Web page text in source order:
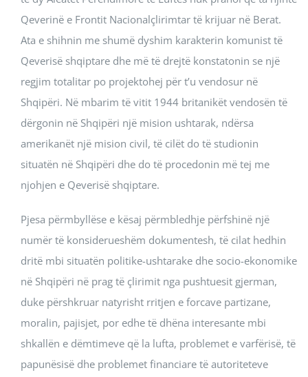
Qeverinë e Frontit Nacionalçlirimtar të krijuar në Berat.
Ata e shihnin me shumë dyshim karakterin komunist të
Qeverisë shqiptare dhe më të drejtë konstatonin se një
regjim totalitar po projektohej për t’u vendosur në
Shqipëri. Në mbarim të vitit 1944 britanikët vendosën të
dërgonin në Shqipëri një mision ushtarak, ndërsa
amerikanët një mision civil, të cilët do të studionin
situatën në Shqipëri dhe do të procedonin më tej me
njohjen e Qeverisë shqiptare.
Pjesa përmbyllëse e kësaj përmbledhje përfshinë një
numër të konsiderueshëm dokumentesh, të cilat hedhin
dritë mbi situatën politike-ushtarake dhe socio-ekonomike
në Shqipëri në prag të çlirimit nga pushtuesit gjerman,
duke përshkruar natyrisht rritjen e forcave partizane,
moralin, pajisjet, por edhe të dhëna interesante mbi
shkallën e dëmtimeve që la lufta, problemet e varfërisë, të
papunësisë dhe problemet financiare të autoriteteve